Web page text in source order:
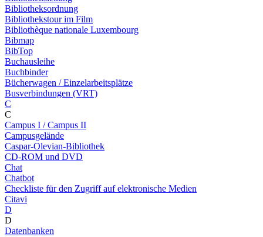
Bibliotheksordnung
Bibliothekstour im Film
Bibliothèque nationale Luxembourg
Bibmap
BibTop
Buchausleihe
Buchbinder
Bücherwagen / Einzelarbeitsplätze
Busverbindungen (VRT)
C
C
Campus I / Campus II
Campusgelände
Caspar-Olevian-Bibliothek
CD-ROM und DVD
Chat
Chatbot
Checkliste für den Zugriff auf elektronische Medien
Citavi
D
D
Datenbanken